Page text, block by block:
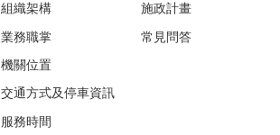
組織架構
業務職掌
機關位置
交通方式及停車資訊
服務時間
施政計畫
常見問答